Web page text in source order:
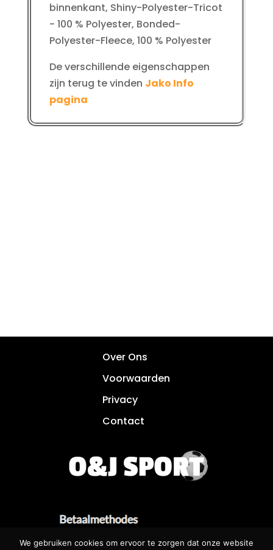
binnenkant, Shiny-Polyester-Tricot
- 100 % Polyester, Bonded-
Polyester-Fleece, 100 % Polyester
De verschillende eigenschappen
zijn terug te vinden Jako Info
pagina
Over Ons
Voorwaarden
Privacy
Contact
We gebruiken cookies om ervoor te zorgen dat onze website